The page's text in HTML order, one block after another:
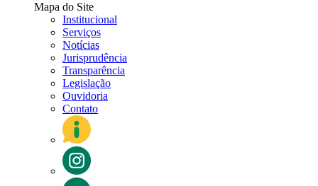
Mapa do Site
Institucional
Serviços
Notícias
Jurisprudência
Transparência
Legislação
Ouvidoria
Contato